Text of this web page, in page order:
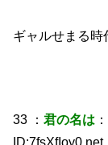
ギャルせまる時
33 ：君の名は
ID:7fsXfIoy0.net